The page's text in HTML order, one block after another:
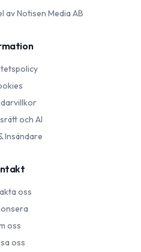
av Notisen Media AB
och AI
Insändare
oss
oss
oss